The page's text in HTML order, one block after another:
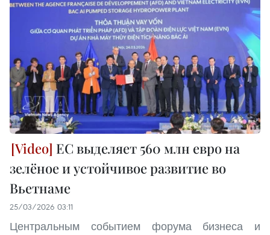
ЕС выделяет 560 млн евро на
зелёное и устойчивое развитие во
Вьетнаме
25/03/2026 03:11
Центральным событием форума бизнеса и